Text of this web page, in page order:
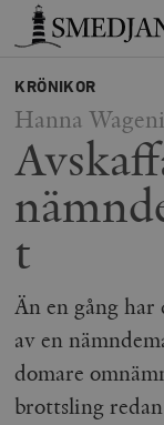
Timbro
KRÖNIKOR
Hanna
t
Än en gång har
av en
domare
brottsling